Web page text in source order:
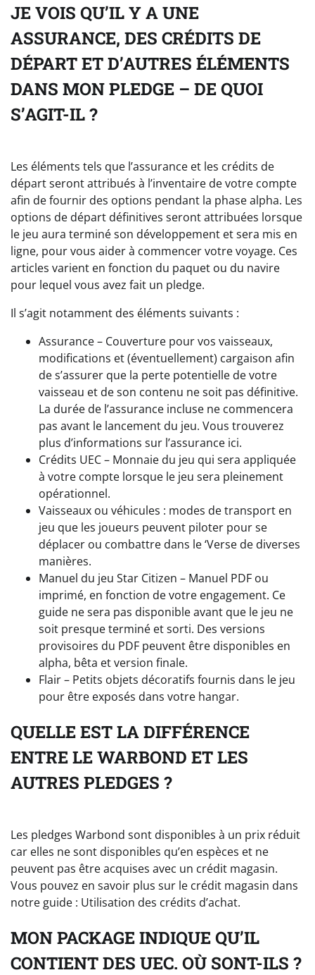
JE VOIS QU’IL Y A UNE
ASSURANCE, DES CRÉDITS DE
DÉPART ET D’AUTRES ÉLÉMENTS
DANS MON PLEDGE – DE QUOI
S’AGIT-IL ?
Les éléments tels que l’assurance et les crédits de
départ seront attribués à l’inventaire de votre compte
afin de fournir des options pendant la phase alpha. Les
options de départ définitives seront attribuées lorsque
le jeu aura terminé son développement et sera mis en
ligne, pour vous aider à commencer votre voyage. Ces
articles varient en fonction du paquet ou du navire
pour lequel vous avez fait un pledge.
Il s’agit notamment des éléments suivants :
Assurance – Couverture pour vos vaisseaux,
modifications et (éventuellement) cargaison afin
de s’assurer que la perte potentielle de votre
vaisseau et de son contenu ne soit pas définitive.
La durée de l’assurance incluse ne commencera
pas avant le lancement du jeu. Vous trouverez
plus d’informations sur l’assurance ici.
Crédits UEC – Monnaie du jeu qui sera appliquée
à votre compte lorsque le jeu sera pleinement
opérationnel.
Vaisseaux ou véhicules : modes de transport en
jeu que les joueurs peuvent piloter pour se
déplacer ou combattre dans le ‘Verse de diverses
manières.
Manuel du jeu Star Citizen – Manuel PDF ou
imprimé, en fonction de votre engagement. Ce
guide ne sera pas disponible avant que le jeu ne
soit presque terminé et sorti. Des versions
provisoires du PDF peuvent être disponibles en
alpha, bêta et version finale.
Flair – Petits objets décoratifs fournis dans le jeu
pour être exposés dans votre hangar.
QUELLE EST LA DIFFÉRENCE
ENTRE LE WARBOND ET LES
AUTRES PLEDGES ?
Les pledges Warbond sont disponibles à un prix réduit
car elles ne sont disponibles qu’en espèces et ne
peuvent pas être acquises avec un crédit magasin.
Vous pouvez en savoir plus sur le crédit magasin dans
notre guide : Utilisation des crédits d’achat.
MON PACKAGE INDIQUE QU’IL
CONTIENT DES UEC. OÙ SONT-ILS ?